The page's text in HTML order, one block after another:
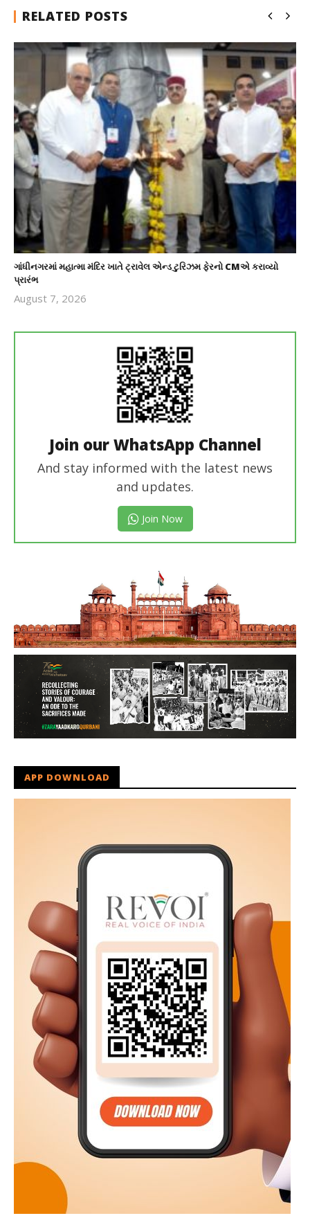
RELATED POSTS
ગાંધીનગરમાં મહાત્મા મંદિર ખાતે ટ્રાવેલ એન્ડ ટુરિઝમ ફેરનો CMએ કરાવ્યો
પ્રારંભ
August 7, 2026
Join our WhatsApp Channel
And stay informed with the latest news
and updates.
Join Now
APP DOWNLOAD